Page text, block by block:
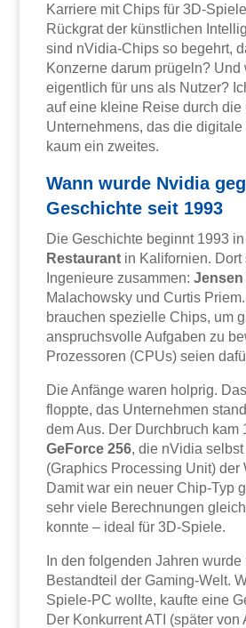
Karriere mit Chips für 3D-
Rückgrat der künstlichen
sind nVidia-Chips so begehrt,
Konzerne darum prügeln? Und
eigentlich für uns als Nutzer?
auf eine kleine Reise durch
Unternehmens, das die
kaum ein zweites.
Wann wurde Nvidia
Geschichte seit 1993
Die Geschichte beginnt 1993
Restaurant in Kalifornien. Dort
Ingenieure zusammen:Jensen
Malachowsky und Curtis
brauchen spezielle Chips, um
anspruchsvolle Aufgaben zu
Prozessoren (CPUs) seien
Die Anfänge waren holprig.
floppte, das Unternehmen
dem Aus. Der Durchbruch kam
GeForce 256, die nVidia
(Graphics Processing Unit) der
Damit war ein neuer Chip-Typ
sehr viele Berechnungen
konnte – ideal für 3D-Spiele.
In den folgenden Jahren
Bestandteil der Gaming-Welt.
Spiele-PC wollte, kaufte eine
Der Konkurrent ATI (später